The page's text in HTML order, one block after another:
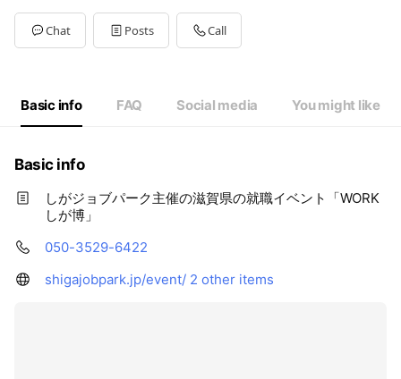
Chat Posts Call
Basic info FAQ Social media You might like
Basic info
しがジョブパーク主催の滋賀県の就職イベント「WORK
しが博」
050-3529-6422
shigajobpark.jp/event/ 2 other items